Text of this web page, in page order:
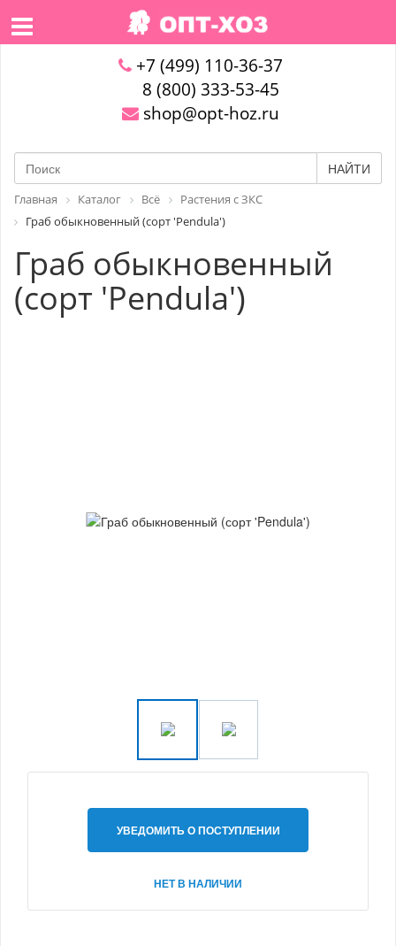
+7 (499) 110-36-37
8 (800) 333-53-45
shop@opt-hoz.ru
НАЙТИ
Главная Каталог Всё
Растения с ЗКС
Граб обыкновенный (сорт 'Pendula')
Граб обыкновенный
(сорт 'Pendula')
УВЕДОМИТЬ О ПОСТУПЛЕНИИ
НЕТ В НАЛИЧИИ